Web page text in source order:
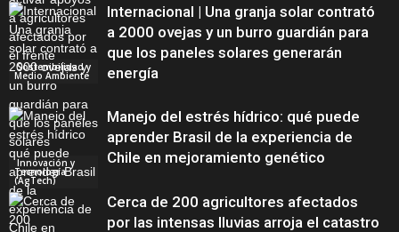
Sostenibilidad y
Medio Ambiente
Innovación y
Tecnología
(AgTech)
Internacional | Una granja solar contrató
a 2000 ovejas y un burro guardián para
que los paneles solares generarán
energía
Manejo del estrés hídrico: qué puede
aprender Brasil de la experiencia de
Chile en mejoramiento genético
Cerca de 200 agricultores afectados
por las intensas lluvias arroja el catastro